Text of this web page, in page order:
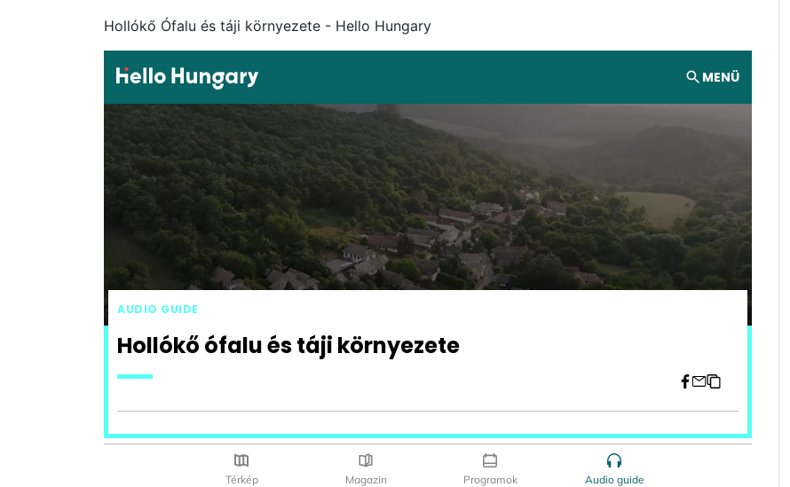
Hollókő Ófalu és táji környezete - Hello Hungary